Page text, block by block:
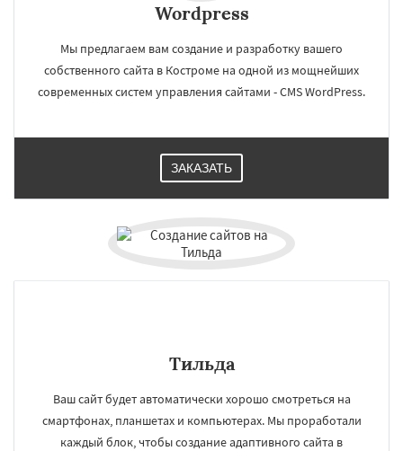
Wordpress
Мы предлагаем вам создание и разработку вашего
собственного сайта в Костроме на одной из мощнейших
современных систем управления сайтами - CMS WordPress.
ЗАКАЗАТЬ
Тильда
Ваш сайт будет автоматически хорошо смотреться на
смартфонах, планшетах и компьютерах. Мы проработали
каждый блок, чтобы создание адаптивного сайта в